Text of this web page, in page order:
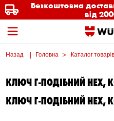
Безкоштовна
від
Назад Головна Каталог товарів
КЛЮЧ Г-ПОДІБНИЙ HEX,
КЛЮЧ Г-ПОДІБНИЙ HEX,